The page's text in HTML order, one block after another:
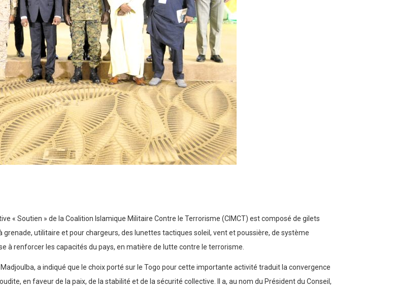
« Soutien » de la Coalition Islamique Militaire Contre le Terrorisme (CIMCT) est composé de gilets
utilitaire et pour chargeurs, des lunettes tactiques soleil, vent et poussière, de système
à renforcer les capacités du pays, en matière de lutte contre le terrorisme.
a indiqué que le choix porté sur le Togo pour cette importante activité traduit la convergence
en faveur de la paix, de la stabilité et de la sécurité collective. Il a, au nom du Président du Conseil,